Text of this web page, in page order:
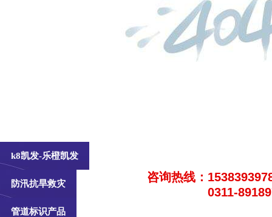
咨询热线：
0311-
k8凯发-乐橙凯发
防汛抗旱救灾
管道标识产品